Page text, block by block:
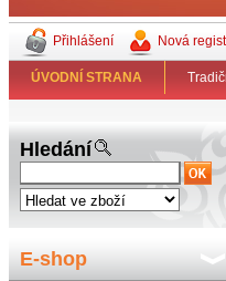
Přihlášení Nová
ÚVODNÍ STRANA
Hledání
E-shop